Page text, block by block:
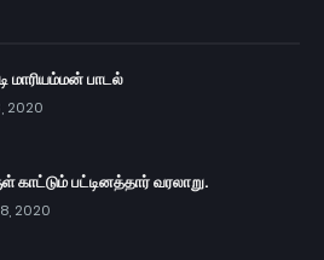
மாரியம்மன் பாடல்
2020
காட்டும் பட்டினத்தார் வரலாறு.
2020